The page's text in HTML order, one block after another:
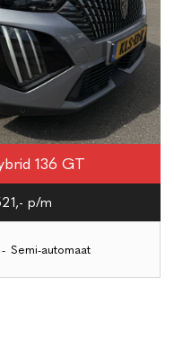
136 GT
p/m
- Semi-automaat